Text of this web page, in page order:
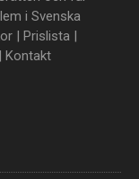
i Svenska
| Prislista |
| Kontakt